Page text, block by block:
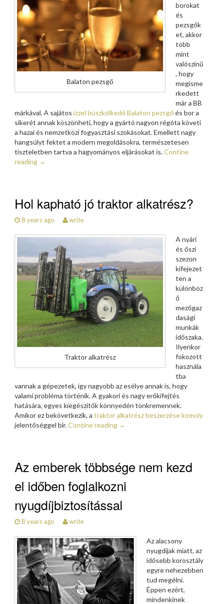
Balaton pezsgő
borokat
és
pezsgők
et, akkor
több
mint
valószínű
, hogy
megisme
rkedett
már a BB
márkával. A sajátos ízzel büszkélkedő Balaton pezsgőés bor a
sikerét annak köszönheti, hogy a gyártó nagyon régóta követi
a hazai és nemzetközi fogyasztási szokásokat. Emellett nagy
hangsúlyt fektet a modern megoldásokra, természetesen
tiszteletben tartva a hagyományos eljárásokat is.Contine
reading →
Hol kapható jó traktor alkatrész?
8 years ago write
Traktor alkatrész
A nyári
és őszi
szezon
kifejezet
ten a
különböz
ő
mezőgaz
dasági
munkák
időszaka.
Ilyenkor
fokozott
használa
tba
vannak a gépezetek, így nagyobb az esélye annak is, hogy
valami probléma történik. A gyakori és nagy erőkifejtés
hatására, egyes kiegészítők könnyedén tönkremennek.
Amikor ez bekövetkezik, a traktor alkatrész beszerzése komoly
jelentőséggel bír.Contine reading →
Az emberek többsége nem kezd
el időben foglalkozni
nyugdíjbiztosítással
8 years ago write
Az alacsony
nyugdíjak miatt, az
idősebb korosztály
egyre nehezebben
tud megélni.
Éppen ezért,
mindenkinek